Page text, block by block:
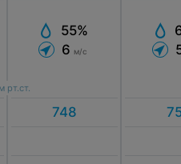
55%
6 м/с
рт.ст.